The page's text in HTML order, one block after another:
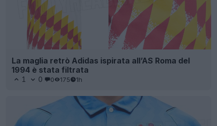
La maglia retrò Adidas ispirata all’AS Roma del
1994 è stata filtrata
1 0 0 175 1h